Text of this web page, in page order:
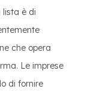
è di
che opera
Le imprese
di fornire